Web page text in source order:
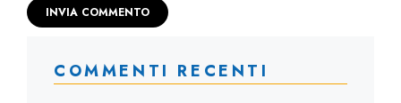
COMMENTI RECENTI